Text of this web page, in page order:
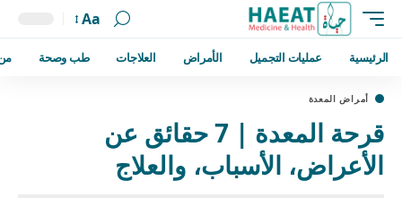
Aa
الرئيسية عمليات التجميل الأمراض العلاجات طب وصحة
أمراض المعدة
قرحة المعدة | 7 حقائق عن
الأعراض، الأسباب، والعلاج